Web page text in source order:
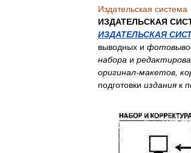
Издательская система
ИЗДАТЕЛЬСКАЯ
ИЗДАТЕЛЬСКАЯ
выводных и
набора и
оригинал-макетов
подготовки издания к